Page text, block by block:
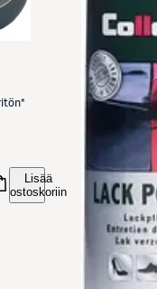
Lisää
ostoskoriin